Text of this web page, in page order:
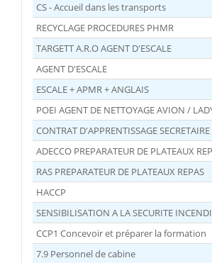
CS - Accueil dans les transports
RECYCLAGE PROCEDURES PHMR
TARGETT A.R.O AGENT D'ESCALE
AGENT D'ESCALE
ESCALE + APMR + ANGLAIS
POEI AGENT DE NETTOYAGE AVION /
CONTRAT D'APPRENTISSAGE
ADECCO PREPARATEUR DE PLATEAUX
RAS PREPARATEUR DE PLATEAUX REPAS
HACCP
SENSIBILISATION A LA SECURITE
CCP1 Concevoir et préparer la formation
7.9 Personnel de cabine